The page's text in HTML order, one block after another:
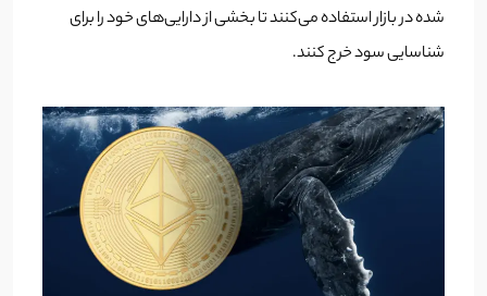
شده در بازار استفاده می‌کنند تا بخشی از دارایی‌های خود را برای
شناسایی سود خرج کنند.